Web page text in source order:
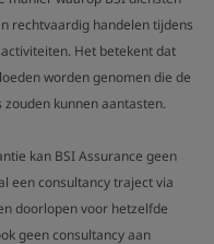
rechtvaardig handelen tijdens
Het betekent dat
worden genomen die de
kunnen aantasten.
kan BSI Assurance geen
een consultancy traject via
doorlopen voor hetzelfde
geen consultancy aan